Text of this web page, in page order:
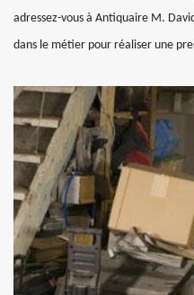
adressez-vous à Antiquaire M.
dans le métier pour réaliser une